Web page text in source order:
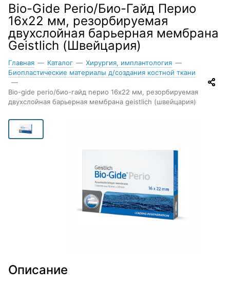
Bio-Gide Perio/Био-Гайд Перио
16х22 мм, резорбируемая
двухслойная барьерная мембрана
Geistlich (Швейцария)
Главная — Каталог — Хирургия, имплантология —
Биопластические материалы д/создания костной ткани
—
Bio-gide perio/био-гайд перио 16х22 мм, резорбируемая
двухслойная барьерная мембрана geistlich (швейцария)
Описание